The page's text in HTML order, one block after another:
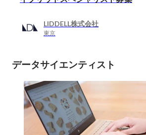
LIDDELL株式会社
東京
データサイエンティスト